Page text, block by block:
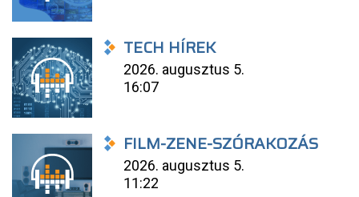
TECH HÍREK
2026. augusztus 5.
16:07
FILM-ZENE-SZÓRAKOZÁS
2026. augusztus 5.
11:22